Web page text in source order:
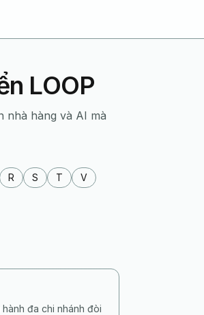
LOOP
nhà hàng và AI mà
R S T
V
đa chi nhánh đòi